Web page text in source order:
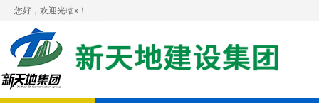
您好，欢迎光临x！